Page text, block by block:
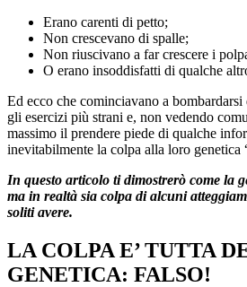
Erano carenti di petto;
Non crescevano di spalle;
Non riuscivano a far crescere i
O erano insoddisfatti di qualche
Ed ecco che cominciavano a
gli esercizi più strani e, non vedendo
massimo il prendere piede di qualche
inevitabilmente la colpa alla loro genetica
In questo articolo ti dimostrerò come la
ma in realtà sia colpa di alcuni
soliti avere.
LA COLPA E’ TUTTA
GENETICA: FALSO!